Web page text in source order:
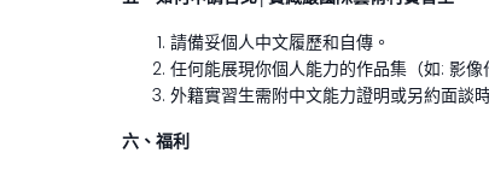
請備妥個人中文履歷和自傳。
任何能展現你個人能力的作品集（如: 影
外籍實習生需附中文能力證明或另約面談
六、福利